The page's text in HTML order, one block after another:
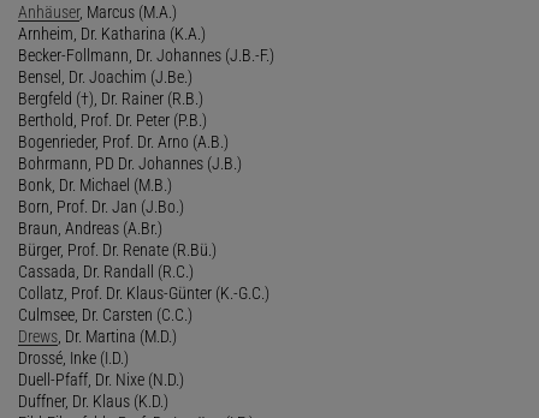
Anhäuser, Marcus (M.A.)
Arnheim, Dr. Katharina (K.A.)
Becker-Follmann, Dr. Johannes (J.B.-F.)
Bensel, Dr. Joachim (J.Be.)
Bergfeld (†), Dr. Rainer (R.B.)
Berthold, Prof. Dr. Peter (P.B.)
Bogenrieder, Prof. Dr. Arno (A.B.)
Bohrmann, PD Dr. Johannes (J.B.)
Bonk, Dr. Michael (M.B.)
Born, Prof. Dr. Jan (J.Bo.)
Braun, Andreas (A.Br.)
Bürger, Prof. Dr. Renate (R.Bü.)
Cassada, Dr. Randall (R.C.)
Collatz, Prof. Dr. Klaus-Günter (K.-G.C.)
Culmsee, Dr. Carsten (C.C.)
Drews , Dr. Martina (M.D.)
Drossé, Inke (I.D.)
Duell-Pfaff, Dr. Nixe (N.D.)
Duffner, Dr. Klaus (K.D.)